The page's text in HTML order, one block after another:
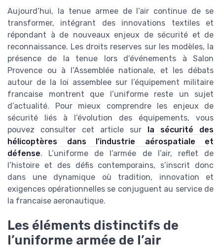
Aujourd’hui, la tenue armee de l’air continue de se
transformer, intégrant des innovations textiles et
répondant à de nouveaux enjeux de sécurité et de
reconnaissance. Les droits reserves sur les modèles, la
présence de la tenue lors d’événements à Salon
Provence ou à l’Assemblée nationale, et les débats
autour de la loi assemblee sur l’équipement militaire
francaise montrent que l’uniforme reste un sujet
d’actualité. Pour mieux comprendre les enjeux de
sécurité liés à l’évolution des équipements, vous
pouvez consulter cet article sur la sécurité des
hélicoptères dans l’industrie aérospatiale et
défense. L’uniforme de l’armée de l’air, reflet de
l’histoire et des défis contemporains, s’inscrit donc
dans une dynamique où tradition, innovation et
exigences opérationnelles se conjuguent au service de
la francaise aeronautique.
Les éléments distinctifs de
l’uniforme armée de l’air